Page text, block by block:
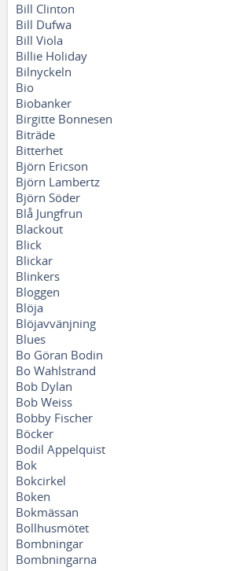
Bill Clinton
Bill Dufwa
Bill Viola
Billie Holiday
Bilnyckeln
Bio
Biobanker
Birgitte Bonnesen
Biträde
Bitterhet
Björn Ericson
Björn Lambertz
Björn Söder
Blå Jungfrun
Blackout
Blick
Blickar
Blinkers
Bloggen
Blöja
Blöjavvänjning
Blues
Bo Göran Bodin
Bo Wahlstrand
Bob Dylan
Bob Weiss
Bobby Fischer
Böcker
Bodil Appelquist
Bok
Bokcirkel
Boken
Bokmässan
Bollhusmötet
Bombningar
Bombningarna